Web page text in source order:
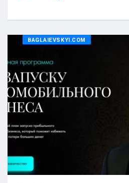
BAGLAIEVSKYI.COM